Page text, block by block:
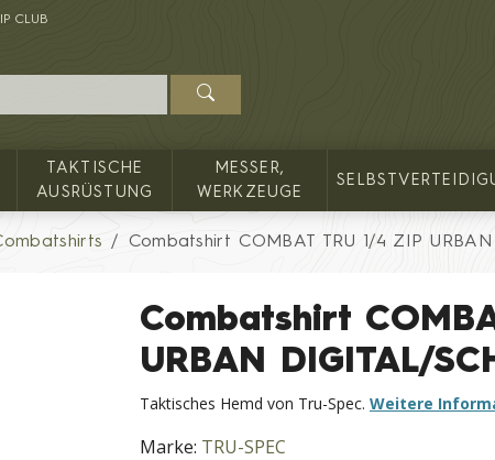
CLUB
TAKTISCHE
AUSRÜSTUNG
MESSER,
WERKZEUGE
Combatshirt COMBAT TRU 1/4 ZIP
Combatshirt
URBAN DIGITAL/
Taktisches Hemd von Tru-Spec. Weitere
Marke: TRU-SPEC